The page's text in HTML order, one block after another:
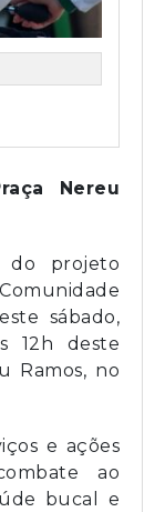
Nereu
do projeto
sábado,
12h deste
Ramos, no
e ações
ao
bucal e